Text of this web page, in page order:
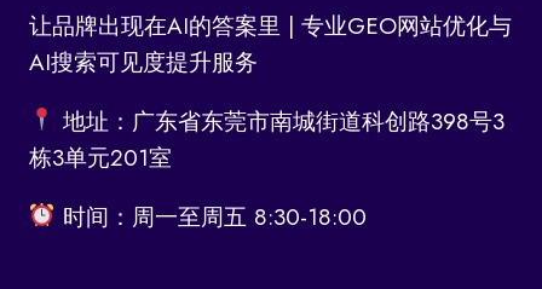
让品牌出现在AI的答案里 | 专业GEO网站优化与
AI搜索可见度提升服务
地址：广东省东莞市南城街道科创路398号3
栋3单元201室
时间：周一至周五 8:30-18:00